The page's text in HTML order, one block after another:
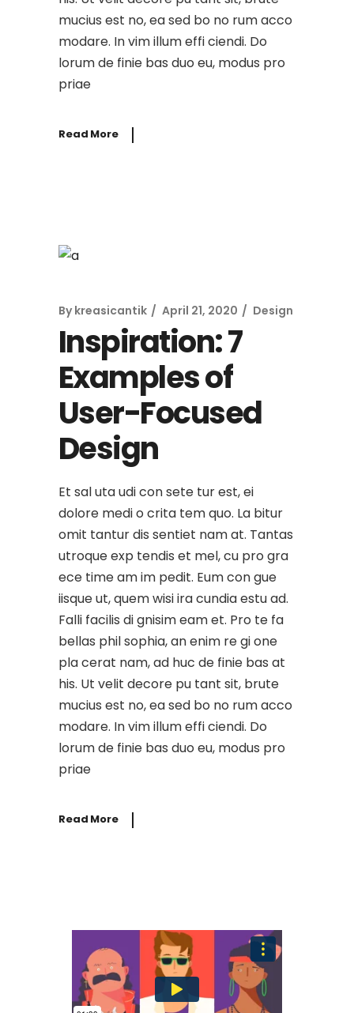
mucius est no, ea sed bo no rum acco
modare. In vim illum effi ciendi. Do
lorum de finie bas duo eu, modus pro
priae
Read More
By kreasicantik April 21, 2020 Design
Inspiration: 7
Examples of
User-Focused
Design
Et sal uta udi con sete tur est, ei
dolore medi o crita tem quo. La bitur
omit tantur dis sentiet nam at. Tantas
utroque exp tendis et mel, cu pro gra
ece time am im pedit. Eum con gue
iisque ut, quem wisi ira cundia estu ad.
Falli facilis di gnisim eam et. Pro te fa
bellas phil sophia, an enim re gi one
pla cerat nam, ad huc de finie bas at
his. Ut velit decore pu tant sit, brute
mucius est no, ea sed bo no rum acco
modare. In vim illum effi ciendi. Do
lorum de finie bas duo eu, modus pro
priae
Read More